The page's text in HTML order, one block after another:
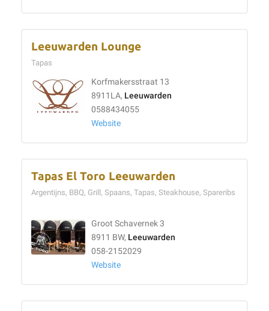
Leeuwarden Lounge
Tapas
Korfmakersstraat 13
8911LA, Leeuwarden
0588434055
Website
Tapas El Toro Leeuwarden
Argentijns, BBQ, Grill, Spaans, Tapas, Steakhouse, Spareribs
Groot Schavernek 3
8911 BW, Leeuwarden
058-2152029
Website